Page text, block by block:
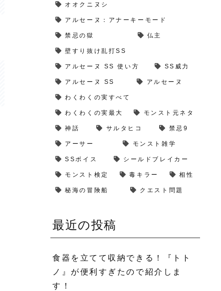
オオクニヌシ
アルセーヌ：アナーキーモード
禁忌の獄 仏主
壁すり抜け乱打SS
アルセーヌ SS 使い方 SS威力
アルセーヌ SS アルセーヌ
わくわくの実すべて
わくわくの実最大 モンスト元ネタ
神話 サルタヒコ 禁忌9
アーサー モンスト雑学
SSボイス シールドブレイカー
モンスト検定 毒キラー 相性
秘海の冒険船 クエスト問題
最近の投稿
食器を立てて収納できる！『トト
ノ』が便利すぎたので紹介しま
す！